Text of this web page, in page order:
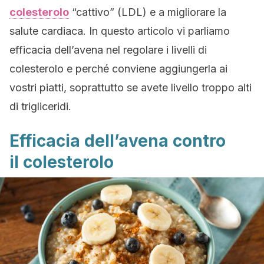
colesterolo “cattivo” (LDL) e a migliorare la
salute cardiaca. In questo articolo vi parliamo
efficacia dell’avena nel regolare i livelli di
colesterolo e perché conviene aggiungerla ai
vostri piatti, soprattutto se avete livello troppo alti
di trigliceridi.
Efficacia dell’avena contro
il colesterolo